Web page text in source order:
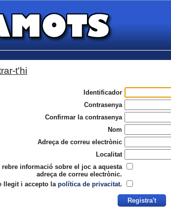
t'hi
Identificador
Contrasenya
Confirmar la contrasenya
Nom
Adreça de correu electrònic
Localitat
informació sobre el joc a aquesta
adreça de correu electrònic.
llegit i accepto la política de privacitat.